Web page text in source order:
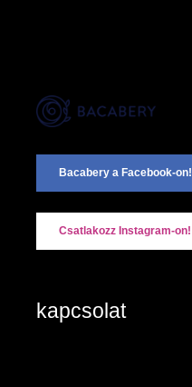
Bacabery a Facebook-on!
Csatlakozz Instagram-on!
kapcsolat